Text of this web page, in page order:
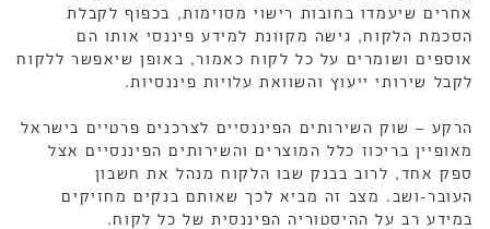
אחרים שיעמדו בחובות רישוי מסוימות, בכפוף לקבלת
הסכמת הלקוח, גישה מקוונת למידע פיננסי אותו הם
אוספים ושומרים על כל לקוח כאמור, באופן שיאפשר ללקוח
לקבל שירותי ייעוץ והשוואת עלויות פיננסיות.
הרקע – שוק השירותים הפיננסיים לצרכנים פרטיים בישראל
מאופיין בריכוז כלל המוצרים והשירותים הפיננסיים אצל
ספק אחד, לרוב בבנק שבו הלקוח מנהל את חשבון
העובר-ושב. מצב זה מביא לכך שאותם בנקים מחזיקים
במידע רב על ההיסטוריה הפיננסית של כל לקוח.